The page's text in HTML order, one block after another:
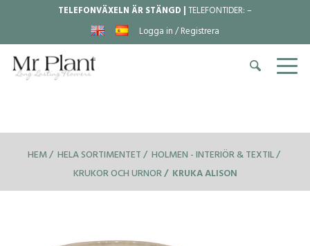
TELEFONVÄXELN ÄR STÄNGD |TELEFONTIDER:–
Logga in / Registrera
HEM HELA SORTIMENTET HOLMEN - INTERIÖR & TEXTIL
KRUKOR OCH URNOR
KRUKA ALISON